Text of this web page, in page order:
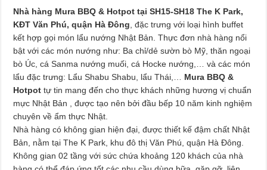
Nhà hàng Mura BBQ & Hotpot tại SH15-SH18 The K Park,
KĐT Văn Phú, quận Hà Đông , đặc trưng với loại hình buffet
kết hợp gọi món lẩu nướng Nhật Bản. Thực đơn nhà hàng nổi
bật với các món nướng như: Ba chỉ/dẻ sườn bò Mỹ, thăn ngoại
bò Úc, cá Sanma nướng muối, cá Hocke nướng,… và các món
lẩu đặc trưng: Lẩu Shabu Shabu, lẩu Thái,… Mura BBQ &
Hotpottự tin mang đến cho thực khách những hương vị chuẩn
mực Nhật Bản , được tạo nên bởi đầu bếp 10 năm kinh nghiệm
chuyên về ẩm thực Nhật.
Nhà hàng có không gian hiện đại, được thiết kế đậm chất Nhật
Bản, nằm tại The K Park, khu đô thị Văn Phú, quận Hà Đông.
Không gian 02 tầng với sức chứa khoảng 120 khách của nhà